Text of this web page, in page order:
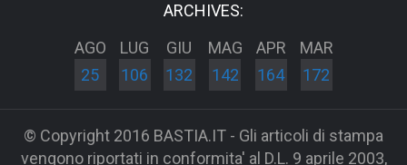
ARCHIVES:
AGO
25
LUG
106
GIU
132
MAG
142
APR
164
MAR
172
© Copyright 2016 BASTIA.IT - Gli articoli di stampa
vengono riportati in conformita' al D.L. 9 aprile 2003,